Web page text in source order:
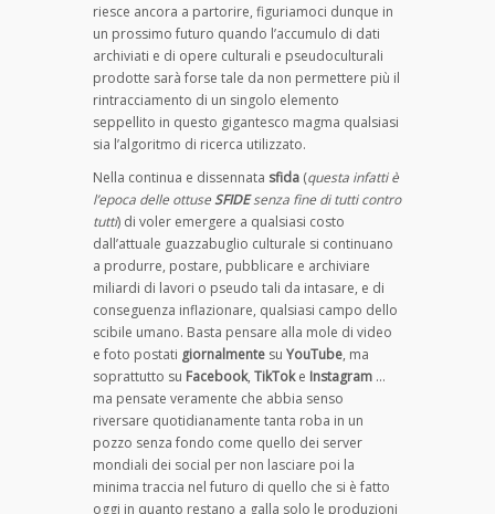
riesce ancora a partorire, figuriamoci dunque in
un prossimo futuro quando l’accumulo di dati
archiviati e di opere culturali e pseudoculturali
prodotte sarà forse tale da non permettere più il
rintracciamento di un singolo elemento
seppellito in questo gigantesco magma qualsiasi
sia l’algoritmo di ricerca utilizzato.
Nella continua e dissennata sfida (questa infatti è
l’epoca delle ottuseSFIDEsenza fine di tutti contro
tutti) di voler emergere a qualsiasi costo
dall’attuale guazzabuglio culturale si continuano
a produrre, postare, pubblicare e archiviare
miliardi di lavori o pseudo tali da intasare, e di
conseguenza inflazionare, qualsiasi campo dello
scibile umano. Basta pensare alla mole di video
e foto postati giornalmente su YouTube, ma
soprattutto su Facebook, TikToke Instagram …
ma pensate veramente che abbia senso
riversare quotidianamente tanta roba in un
pozzo senza fondo come quello dei server
mondiali dei social per non lasciare poi la
minima traccia nel futuro di quello che si è fatto
oggi in quanto restano a galla solo le produzioni